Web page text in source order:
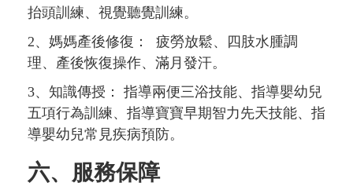
抬頭訓練、視覺聽覺訓練。
2、媽媽產後修復：
疲勞放鬆、四肢水腫調
理、產後恢復操作、滿月發汗。
3、知識傳授：
指導兩便三浴技能、指導嬰幼兒
五項行為訓練、指導寶寶早期智力先天技能、指
導嬰幼兒常見疾病預防。
六、服務保障